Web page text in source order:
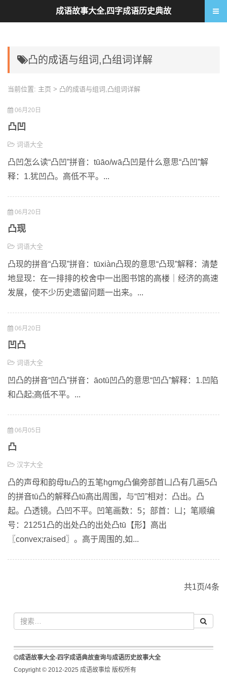
凸的成语与组词,凸组词详解
当前位置: 主页 > 凸的成语与组词,凸组词详解
06月20日
凸凹
词语大全
凸凹怎么读“凸凹”拼音：tūāo/wā凸凹是什么意思“凸凹”解
释：1.犹凹凸。高低不平。...
06月20日
凸现
词语大全
凸现的拼音“凸现”拼音：tūxiàn凸现的意思“凸现”解释：清楚
地显现：在一排排的校舍中一出图书馆的高楼｜经济的高速
发展，使不少历史遗留问题一出来。...
06月20日
凹凸
词语大全
凹凸的拼音“凹凸”拼音：āotū凹凸的意思“凹凸”解释：1.凹陷
和凸起;高低不平。...
06月05日
凸
汉字大全
凸的声母和韵母tu凸的五笔hgmg凸偏旁部首凵凸有几画5凸
的拼音tū凸的解释凸tū高出周围，与“凹”相对：凸出。凸
起。凸透镜。凸凹不平。凹笔画数：5；部首：凵；笔顺编
号：21251凸的出处凸的出处凸tū【形】高出
〖convex;raised〗。高于周围的,如...
共1页/4条
成语故事大全-四字成语典故查询与成语历史故事大全
Copyright © 2012-2025 成语故事烩 版权所有
成语故事大全,四字成语历史典故